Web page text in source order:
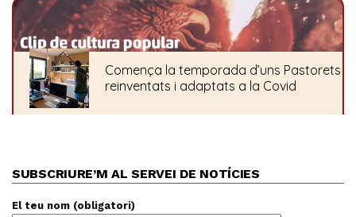
SUBSCRIURE’M AL SERVEI DE NOTÍCIES
El teu nom (obligatori)